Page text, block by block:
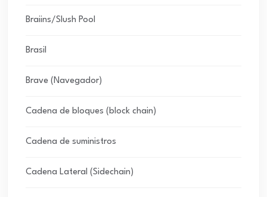
Braiins/Slush Pool
Brasil
Brave (Navegador)
Cadena de bloques (block chain)
Cadena de suministros
Cadena Lateral (Sidechain)